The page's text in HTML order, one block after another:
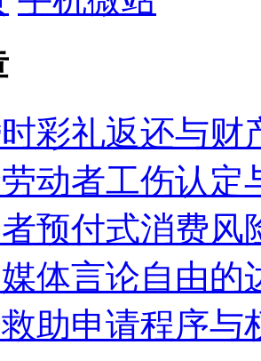
彩礼返还与财
动者工伤认定
预付式消费风
体言论自由
助申请程序与